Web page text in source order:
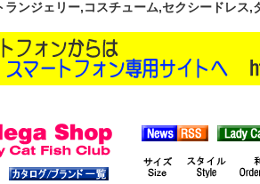
ランジェリー,コスチューム,セクシードレス